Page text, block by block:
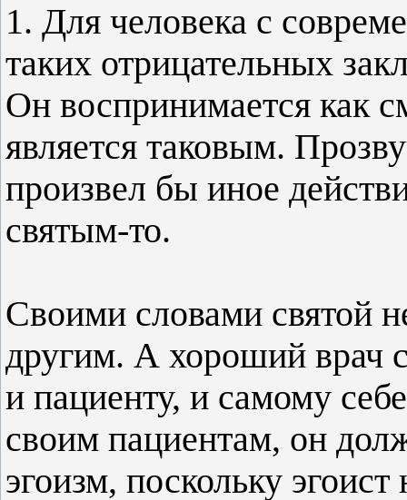
1. Для человека с
таких отрицательных
Он воспринимается как
является таковым.
произвел бы иное
святым-то.
Своими словами святой
другим. А хороший врач
и пациенту, и самому
своим пациентам, он
эгоизм, поскольку